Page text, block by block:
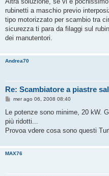
rubinetti a maschio previo
tipo motorizzato per scambio tra
sicurezza ti para da filaggi sul
dei manutentori.
Andrea70
Re: Scambiatore a piastre
M
s
a
g
o
mer ago 06, 2008 08:40
Le potenze sono minime, 20 kW.
più ridotti...
Provoa vdere cosa sono questi
MAX76